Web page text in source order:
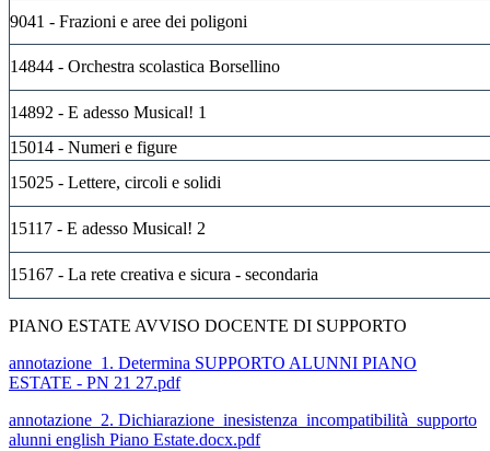
9041 - Frazioni e aree dei poligoni
14844 - Orchestra scolastica Borsellino
14892 - E adesso Musical! 1
15014 - Numeri e figure
15025 - Lettere, circoli e solidi
15117 - E adesso Musical! 2
15167 - La rete creativa e sicura - secondaria
PIANO ESTATE AVVISO DOCENTE DI SUPPORTO
annotazione_1. Determina SUPPORTO ALUNNI PIANO
ESTATE - PN 21 27.pdf
annotazione_2. Dichiarazione_inesistenza_incompatibilità_supporto
alunni english Piano Estate.docx.pdf